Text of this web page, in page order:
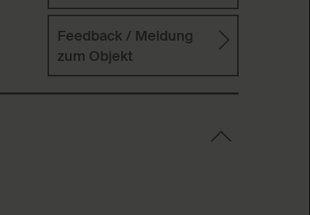
Feedback / Meldung
zum Objekt